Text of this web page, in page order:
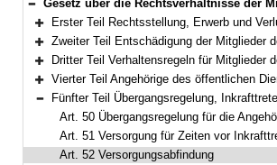
Bereich reduzieren
Gesetz über die Rechtsverhältnisse der Mitglieder des Bayerischen Landtags (Bayerisches Abgeordnetengesetz – BayAbgG) in der Fassung der
Bereich erweitern
Erster Teil Rechtsstellung, Erwerb und Verlust der Mitgliedschaft,
Bereich erweitern
Zweiter Teil Entschädigung der Mitglieder des Bayerischen
Bereich erweitern
Dritter Teil Verhaltensregeln für Mitglieder des
Bereich erweitern
Vierter Teil Angehörige des öffentlichen Dienstes im
Bereich reduzieren
Fünfter Teil Übergangsregelung,
Art. 50 Übergangsregelung für die Angehörigen
Art. 51 Versorgung für Zeiten vor
Art. 52 Versorgungsabfindung